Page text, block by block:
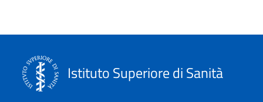
Istituto Superiore di Sanità